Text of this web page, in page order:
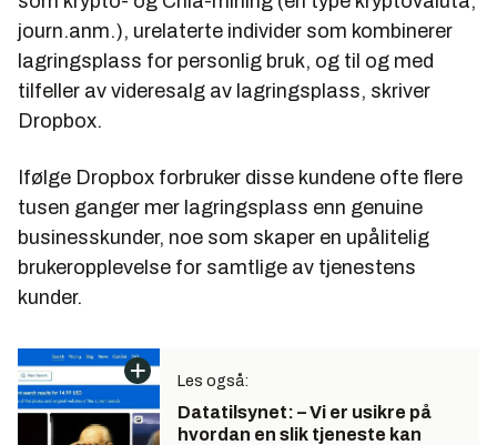
journ.anm.), urelaterte individer som kombinerer
lagringsplass for personlig bruk, og til og med
tilfeller av videresalg av lagringsplass, skriver
Dropbox.
Ifølge Dropbox forbruker disse kundene ofte flere
tusen ganger mer lagringsplass enn genuine
businesskunder, noe som skaper en upålitelig
brukeropplevelse for samtlige av tjenestens
kunder.
Les også:
Datatilsynet: – Vi er usikre på
hvordan en slik tjeneste kan